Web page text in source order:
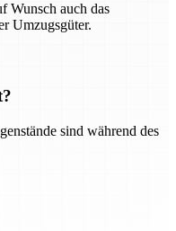
Wunsch auch das
Umzugsgüter.
sind während des